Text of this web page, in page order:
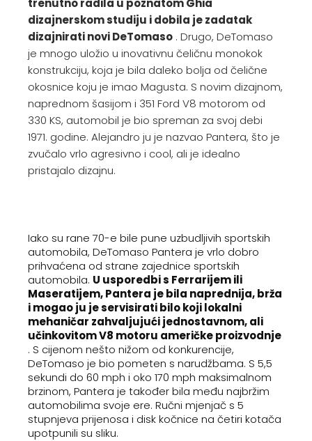
trenutno radila u poznatom Ghia
dizajnerskom studiju i dobila je zadatak
dizajnirati novi DeTomaso . Drugo, DeTomaso
je mnogo uložio u inovativnu čeličnu monokok
konstrukciju, koja je bila daleko bolja od čelične
okosnice koju je imao Magusta. S novim dizajnom,
naprednom šasijom i 351 Ford V8 motorom od
330 KS, automobil je bio spreman za svoj debi
1971. godine. Alejandro ju je nazvao Pantera, što je
zvučalo vrlo agresivno i cool, ali je idealno
pristajalo dizajnu.
Iako su rane 70-e bile pune uzbudljivih sportskih
automobila, DeTomaso Pantera je vrlo dobro
prihvaćena od strane zajednice sportskih
automobila. U usporedbi s Ferrarijem ili
Maseratijem, Pantera je bila naprednija, brža
i mogao ju je servisirati bilo koji lokalni
mehaničar zahvaljujući jednostavnom, ali
učinkovitom V8 motoru američke proizvodnje
. S cijenom nešto nižom od konkurencije,
DeTomaso je bio pometen s narudžbama. S 5,5
sekundi do 60 mph i oko 170 mph maksimalnom
brzinom, Pantera je također bila među najbržim
automobilima svoje ere. Ručni mjenjač s 5
stupnjeva prijenosa i disk kočnice na četiri kotača
upotpunili su sliku.